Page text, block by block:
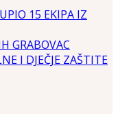
15 EKIPA IZ
GRABOVAC
I DJEČJE ZAŠTITE